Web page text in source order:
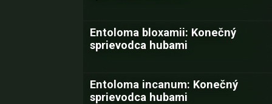
Entoloma bloxamii: Konečný
sprievodca hubami
Entoloma incanum: Konečný
sprievodca hubami